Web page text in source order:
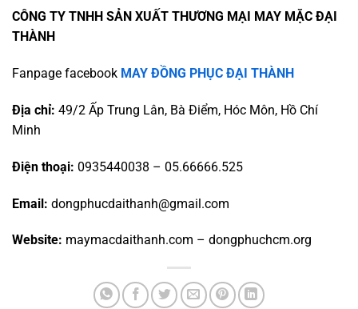
CÔNG TY TNHH SẢN XUẤT THƯƠNG MẠI MAY MẶC ĐẠI
THÀNH
Fanpage facebook MAY ĐỒNG PHỤC ĐẠI THÀNH
Địa chỉ: 49/2 Ấp Trung Lân, Bà Điểm, Hóc Môn, Hồ Chí
Minh
Điện thoại: 0935440038 – 05.66666.525
Email: dongphucdaithanh@gmail.com
Website: maymacdaithanh.com – dongphuchcm.org